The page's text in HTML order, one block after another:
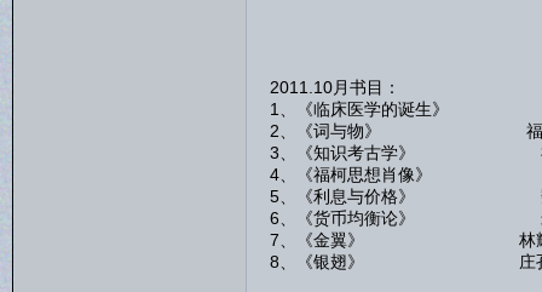
2011.10月书目：
1、《临床医学的诞生》
2、《词与物》 福
3、《知识考古学》
4、《福柯思想肖像》
5、《利息与价格》 魏
6、《货币均衡论》 米
7、《金翼》 林耀
8、《银翅》 庄孔